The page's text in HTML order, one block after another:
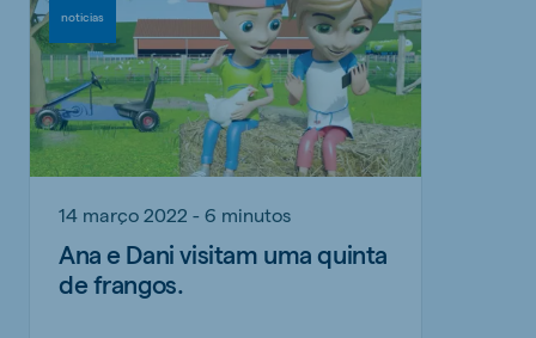
noticias
14 março 2022 - 6 minutos
Ana e Dani visitam uma quinta
de frangos.